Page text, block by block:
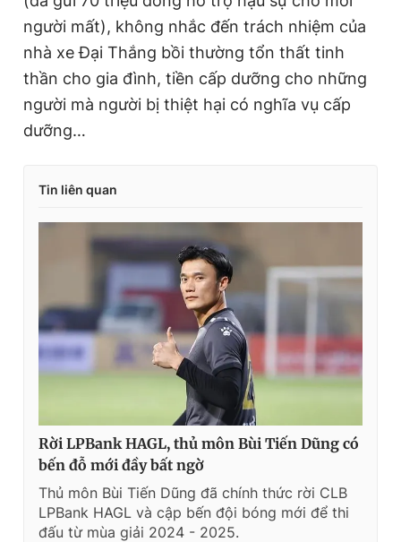
t
T
i
m
e
o
n
người mất), không nhắc đến trách nhiệm của
nhà xe Đại Thắng bồi thường tổn thất tinh
thần cho gia đình, tiền cấp dưỡng cho những
người mà người bị thiệt hại có nghĩa vụ cấp
dưỡng…
Tin liên quan
Rời LPBank HAGL, thủ môn Bùi Tiến Dũng có
bến đỗ mới đầy bất ngờ
Thủ môn Bùi Tiến Dũng đã chính thức rời CLB
LPBank HAGL và cập bến đội bóng mới để thi
đấu từ mùa giải 2024 - 2025.